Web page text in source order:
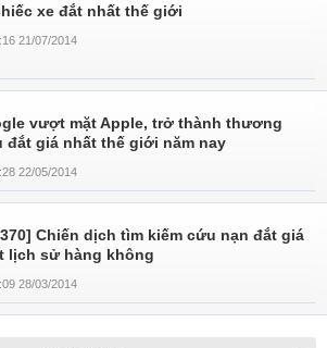
xe đắt nhất thế giới
21/07/2014
vượt mặt Apple, trở thành thương
đắt giá nhất thế giới năm nay
22/05/2014
Chiến dịch tìm kiếm cứu nạn đắt giá
lịch sử hàng không
28/03/2014